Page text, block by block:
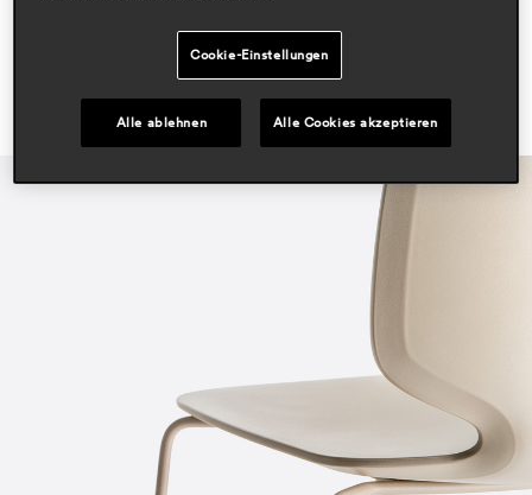
Cookie-Einstellungen
Alle ablehnen Alle Cookies akzeptieren